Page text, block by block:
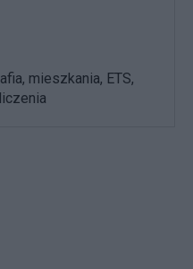
mieszkania, ETS,